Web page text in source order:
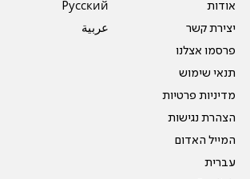
אודות
יצירת קשר
פרסמו אצלנו
תנאי שימוש
מדיניות פרטיות
הצהרת נגישות
המייל האדום
עברית
Pусский
عربية